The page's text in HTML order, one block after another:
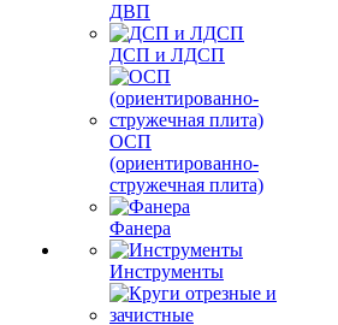
ДВП
ДСП и ЛДСП
ОСП
(ориентированно-
стружечная плита)
Фанера
Инструменты